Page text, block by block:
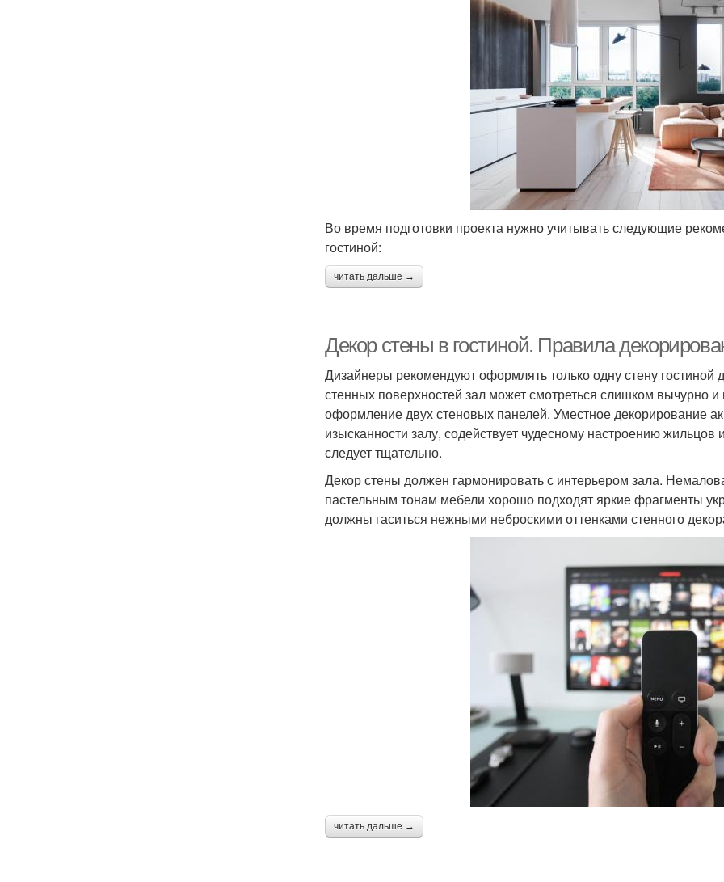
Во время подготовки проекта нужно учитывать следующие
гостиной:
читать дальше →
Декор стены в гостиной. Правила
Дизайнеры рекомендуют оформлять только одну стену
стенных поверхностей зал может смотреться слишком вычурно и
оформление двух стеновых панелей. Уместное декорирование
изысканности залу, содействует чудесному настроению
следует тщательно.
Декор стены должен гармонировать с интерьером зала.
пастельным тонам мебели хорошо подходят яркие фрагменты
должны гаситься нежными неброскими оттенками стенного
читать дальше →